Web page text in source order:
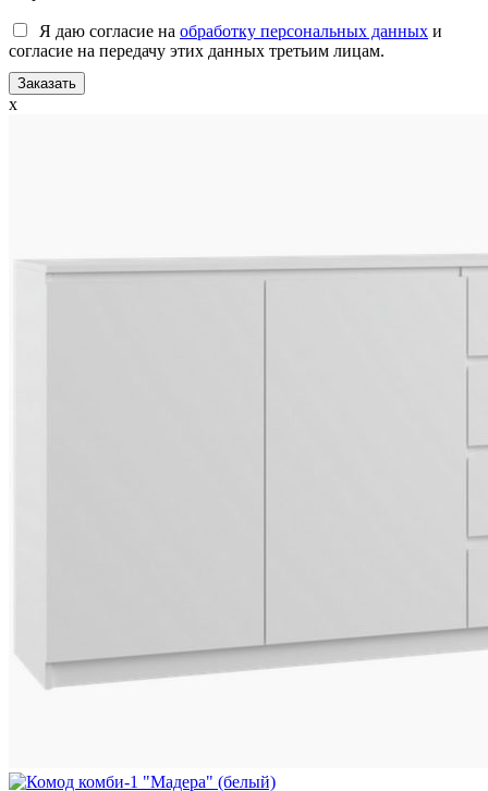
Я даю согласие на обработку персональных данных и
согласие на передачу этих данных третьим лицам.
x